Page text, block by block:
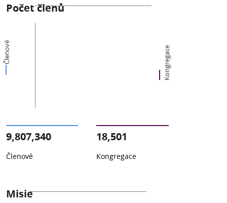
Počet členů
Členové Kongregace
9,807,340
Členové
18,501
Kongregace
Misie